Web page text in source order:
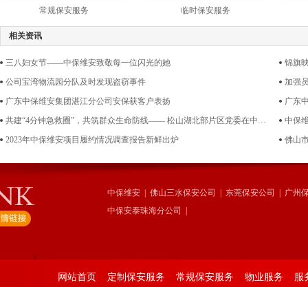
常规保安服务 临时保安服务
相关资讯
三八妇女节——中保维安致敬每一位闪光的她
锦旗
公司宝湾物流园分队及时发现盗窃事件
广东中保维安集团湛江分公司安保获客户表扬
广东
共建“4分钟急救圈”，共筑群众生命防线—— 松山湖北部片区党委在中保维安集团总部开展“初级救护员”急救培训
中保
2023年中保维安项目履约情况调查报告新鲜出炉
佛山
中保维安 佛山三水保安公司 东莞保安公司
广州
中保安泰珠海分公司
网站首页 定制保安服务 常规保安服务 物业服务 服